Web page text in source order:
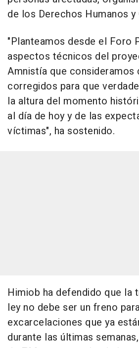
de los Derechos Humanos y
"Planteamos desde el Foro
aspectos técnicos del
Amnistía que consideramos
corregidos para que
la altura del momento
al día de hoy y de las
víctimas", ha sostenido.
Himiob ha defendido que la
ley no debe ser un freno
excarcelaciones que ya
durante las últimas